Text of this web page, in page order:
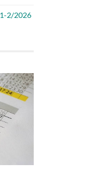
2/2026